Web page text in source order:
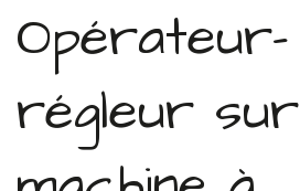
Opérateur-
régleur sur